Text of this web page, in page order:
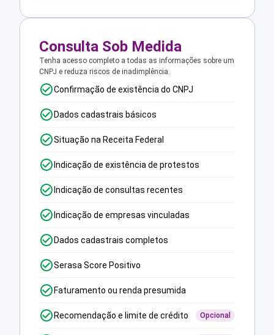
Consulta Sob Medida
Tenha acesso completo a todas as informações sobre um
CNPJ e reduza riscos de inadimplência.
Confirmação de existência do CNPJ
Dados cadastrais básicos
Situação na Receita Federal
Indicação de existência de protestos
Indicação de consultas recentes
Indicação de empresas vinculadas
Dados cadastrais completos
Serasa Score Positivo
Faturamento ou renda presumida
Recomendação e limite de crédito Opcional